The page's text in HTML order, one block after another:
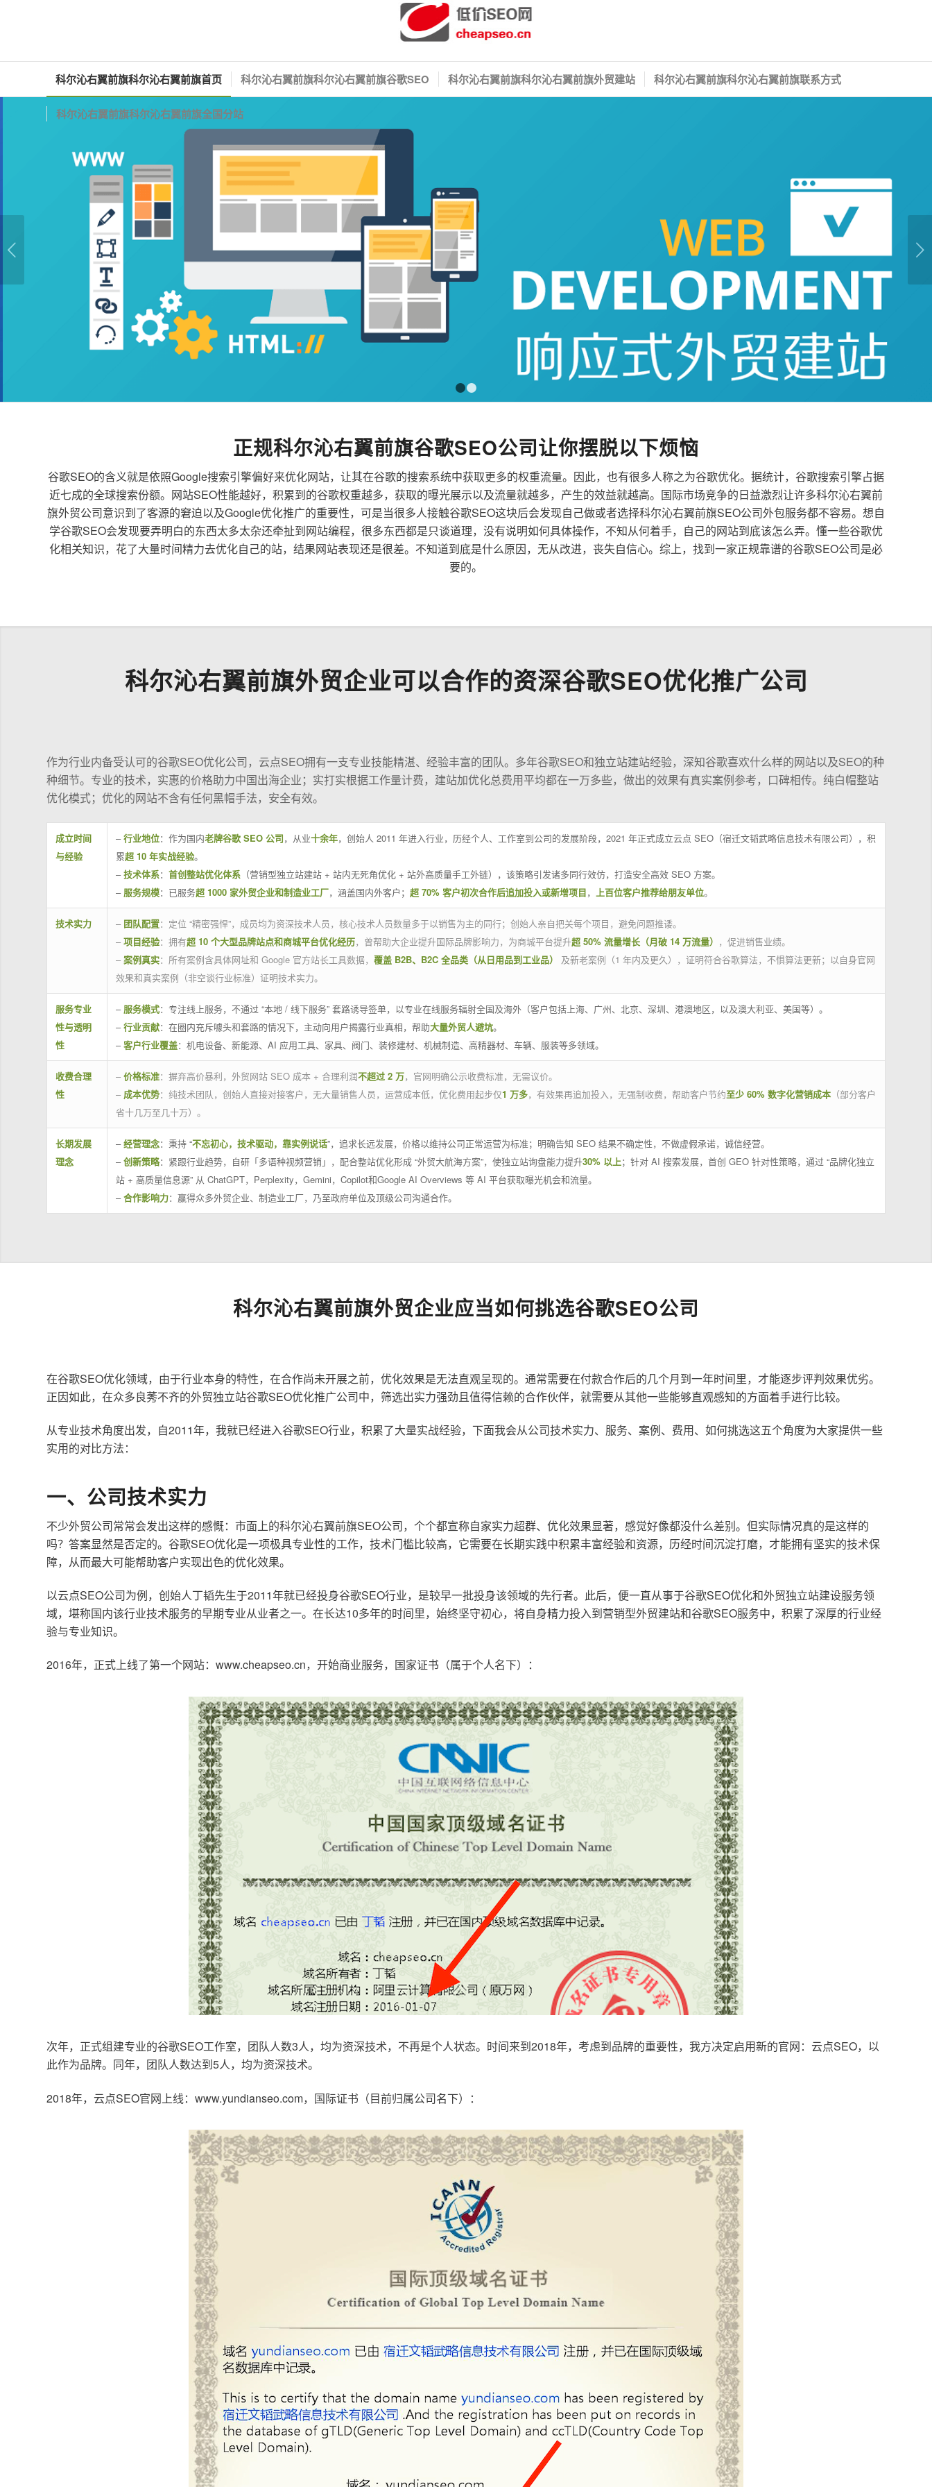
科尔沁右翼前旗科尔沁右翼前旗首页 科尔沁右翼前旗科尔沁右翼前旗谷歌SEO 科尔沁右翼前旗科尔沁右翼前旗外贸建站 科尔沁右翼前旗科尔沁右翼前旗联系方式
科尔沁右翼前旗科尔沁右翼前旗全国分站
下一页
正规科尔沁右翼前旗谷歌SEO公司让你摆脱以下烦恼
谷歌SEO的含义就是依照Google搜索引擎偏好来优化网站，让其在谷歌的搜索系统中获取更多的权重流量。因此，也有很多人称之为谷歌优化。据统计，谷歌搜索引擎占据
近七成的全球搜索份额。网站SEO性能越好，积累到的谷歌权重越多，获取的曝光展示以及流量就越多，产生的效益就越高。国际市场竞争的日益激烈让许多科尔沁右翼前
旗外贸公司意识到了客源的窘迫以及Google优化推广的重要性，可是当很多人接触谷歌SEO这块后会发现自己做或者选择科尔沁右翼前旗SEO公司外包服务都不容易。想自
学谷歌SEO会发现要弄明白的东西太多太杂还牵扯到网站编程，很多东西都是只谈道理，没有说明如何具体操作，不知从何着手，自己的网站到底该怎么弄。懂一些谷歌优
化相关知识，花了大量时间精力去优化自己的站，结果网站表现还是很差。不知道到底是什么原因，无从改进，丧失自信心。综上，找到一家正规靠谱的谷歌SEO公司是必
要的。
科尔沁右翼前旗外贸企业可以合作的资深谷歌SEO优化推广公司
作为行业内备受认可的谷歌SEO优化公司，云点SEO拥有一支专业技能精湛、经验丰富的团队。多年谷歌SEO和独立站建站经验，深知谷歌喜欢什么样的网站以及SEO的种
种细节。专业的技术，实惠的价格助力中国出海企业；实打实根据工作量计费，建站加优化总费用平均都在一万多些，做出的效果有真实案例参考，口碑相传。纯白帽整站
优化模式；优化的网站不含有任何黑帽手法，安全有效。
成立时间
与经验
–行业地位：作为国内老牌谷歌 SEO 公司，从业十余年，创始人 2011 年进入行业，历经个人、工作室到公司的发展阶段，2021 年正式成立云点 SEO（宿迁文韬武略信息技术有限公司），积
累超 10 年实战经验。
–技术体系： 首创整站优化体系 （营销型独立站建站 + 站内无死角优化 + 站外高质量手工外链），该策略引发诸多同行效仿，打造安全高效 SEO 方案。
– 服务规模：已服务超 1000 家外贸企业和制造业工厂，涵盖国内外客户； 超 70% 客户初次合作后追加投入或新增项目， 上百位客户推荐给朋友单位。
技术实力 – 团队配置：定位 “精密强悍”，成员均为资深技术人员，核心技术人员数量多于以销售为主的同行；创始人亲自把关每个项目，避免问题推诿。
– 项目经验：拥有超 10 个大型品牌站点和商城平台优化经历，曾帮助大企业提升国际品牌影响力，为商城平台提升超 50% 流量增长（月破 14 万流量） ，促进销售业绩。
– 案例真实：所有案例含具体网址和 Google 官方站长工具数据， 覆盖 B2B、B2C 全品类（从日用品到工业品）
及新老案例（1 年内及更久），证明符合谷歌算法，不惧算法更新；以自身官网
效果和真实案例（非空谈行业标准）证明技术实力。
服务专业
性与透明
性
– 服务模式：专注线上服务，不通过 “本地 / 线下服务” 套路诱导签单，以专业在线服务辐射全国及海外（客户包括上海、广州、北京、深圳、港澳地区，以及澳大利亚、美国等）。
–行业贡献：在圈内充斥噱头和套路的情况下，主动向用户揭露行业真相，帮助大量外贸人避坑。
–客户行业覆盖：机电设备、新能源、AI 应用工具、家具、阀门、装修建材、机械制造、高精器材、车辆、服装等多领域。
收费合理
性
– 价格标准：摒弃高价暴利，外贸网站 SEO 成本 + 合理利润不超过 2 万，官网明确公示收费标准，无需议价。
– 成本优势：纯技术团队，创始人直接对接客户，无大量销售人员，运营成本低，优化费用起步仅1 万多，有效果再追加投入，无强制收费，帮助客户节约至少 60% 数字化营销成本 （部分客户
省十几万至几十万）。
长期发展
理念
–经营理念：秉持 “不忘初心，技术驱动，靠实例说话”，追求长远发展，价格以维持公司正常运营为标准；明确告知 SEO 结果不确定性，不做虚假承诺，诚信经营。
–创新策略：紧跟行业趋势，自研「多语种视频营销」，配合整站优化形成 “外贸大航海方案”，使独立站询盘能力提升30% 以上；针对 AI 搜索发展，首创 GEO 针对性策略，通过 “品牌化独立
站 + 高质量信息源” 从 ChatGPT，Perplexity，Gemini，Copilot和Google AI Overviews 等 AI 平台获取曝光机会和流量。
–合作影响力：赢得众多外贸企业、制造业工厂，乃至政府单位及顶级公司沟通合作。
科尔沁右翼前旗外贸企业应当如何挑选谷歌SEO公司
在谷歌SEO优化领域，由于行业本身的特性，在合作尚未开展之前，优化效果是无法直观呈现的。通常需要在付款合作后的几个月到一年时间里，才能逐步评判效果优劣。
正因如此，在众多良莠不齐的外贸独立站谷歌SEO优化推广公司中，筛选出实力强劲且值得信赖的合作伙伴，就需要从其他一些能够直观感知的方面着手进行比较。
从专业技术角度出发，自2011年，我就已经进入谷歌SEO行业，积累了大量实战经验，下面我会从公司技术实力、服务、案例、费用、如何挑选这五个角度为大家提供一些
实用的对比方法：
一、公司技术实力
不少外贸公司常常会发出这样的感慨：市面上的科尔沁右翼前旗SEO公司，个个都宣称自家实力超群、优化效果显著，感觉好像都没什么差别。但实际情况真的是这样的
吗？答案显然是否定的。谷歌SEO优化是一项极具专业性的工作，技术门槛比较高，它需要在长期实践中积累丰富经验和资源，历经时间沉淀打磨，才能拥有坚实的技术保
障，从而最大可能帮助客户实现出色的优化效果。
以云点SEO公司为例，创始人丁韬先生于2011年就已经投身谷歌SEO行业，是较早一批投身该领域的先行者。此后，便一直从事于谷歌SEO优化和外贸独立站建设服务领
域，堪称国内该行业技术服务的早期专业从业者之一。在长达10多年的时间里，始终坚守初心，将自身精力投入到营销型外贸建站和谷歌SEO服务中，积累了深厚的行业经
验与专业知识。
2016年，正式上线了第一个网站：www.cheapseo.cn，开始商业服务，国家证书（属于个人名下）：
次年，正式组建专业的谷歌SEO工作室，团队人数3人，均为资深技术，不再是个人状态。时间来到2018年，考虑到品牌的重要性，我方决定启用新的官网：云点SEO，以
此作为品牌。同年，团队人数达到5人，均为资深技术。
2018年，云点SEO官网上线：www.yundianseo.com，国际证书（目前归属公司名下）：